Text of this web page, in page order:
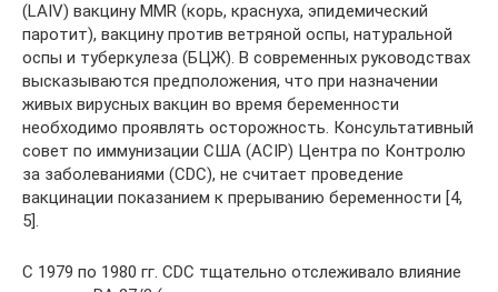
(LAIV) вакцину MMR (корь, краснуха, эпидемический
паротит), вакцину против ветряной оспы, натуральной
оспы и туберкулеза (БЦЖ). В современных руководствах
высказываются предположения, что при назначении
живых вирусных вакцин во время беременности
необходимо проявлять осторожность. Консультативный
совет по иммунизации США (ACIP) Центра по Контролю
за заболеваниями (CDC), не считает проведение
вакцинации показанием к прерыванию беременности [4,
5].
С 1979 по 1980 гг. СDC тщательно отслеживало влияние